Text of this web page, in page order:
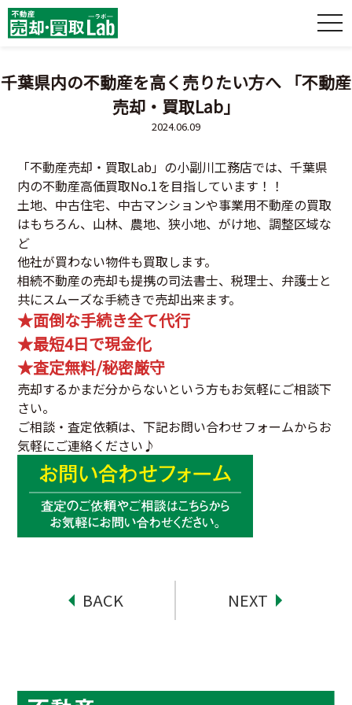
千葉県内の不動産を高く売りたい方へ 「不動産
売却・買取Lab」
2024.06.09
「不動産売却・買取Lab」の小副川工務店では、千葉県
内の不動産高価買取No.1を目指しています！！
土地、中古住宅、中古マンションや事業用不動産の買取
はもちろん、山林、農地、狭小地、がけ地、調整区域な
ど
他社が買わない物件も買取します。
相続不動産の売却も提携の司法書士、税理士、弁護士と
共にスムーズな手続きで売却出来ます。
★面倒な手続き全て代行
★最短4日で現金化
★査定無料/秘密厳守
売却するかまだ分からないという方もお気軽にご相談下
さい。
ご相談・査定依頼は、下記お問い合わせフォームからお
気軽にご連絡ください♪
BACK NEXT